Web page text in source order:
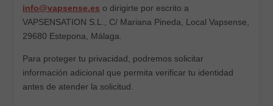
info@vapsense.es o dirigirte por escrito a
VAPSENSATION S.L., C/ Mariana Pineda, Local Vapsense,
29680 Estepona, Málaga.
Para proteger tu privacidad, podremos solicitar
información adicional que permita verificar tu identidad
antes de atender la solicitud.